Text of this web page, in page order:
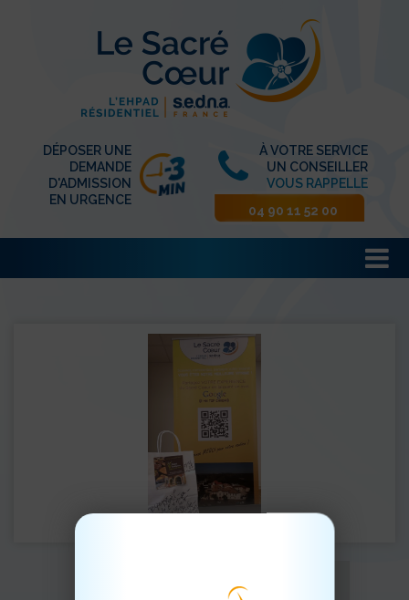
DÉPOSER UNE
DEMANDE
D'ADMISSION
EN URGENCE
À VOTRE SERVICE
UN CONSEILLER
VOUS RAPPELLE
04 90 11 52 00